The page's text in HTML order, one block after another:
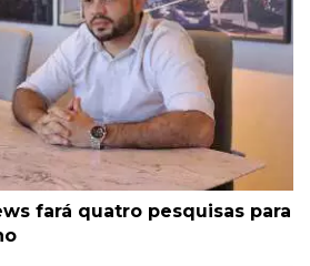
fará quatro pesquisas para